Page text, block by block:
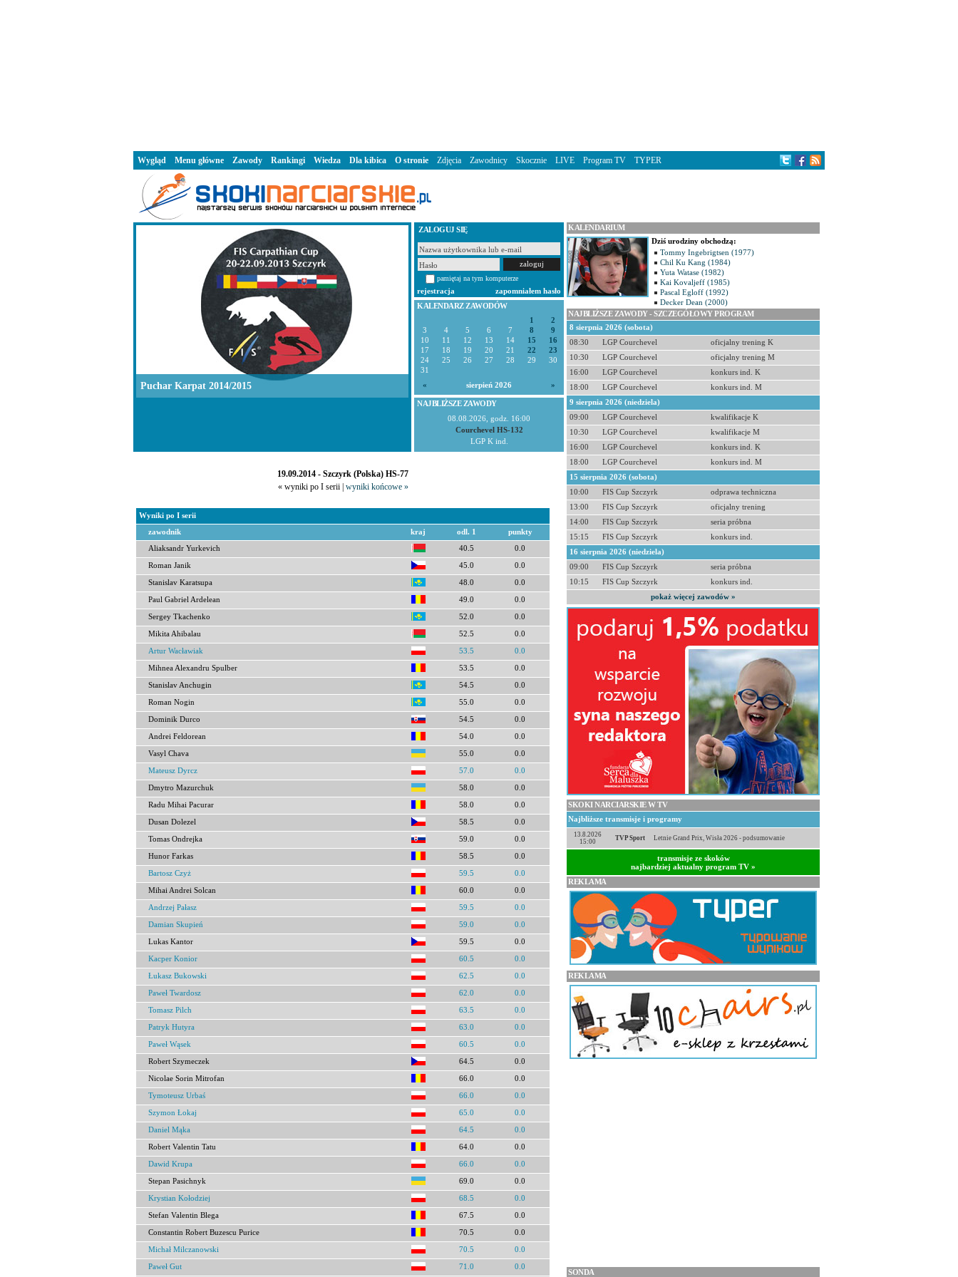
ZALOGUJ SIĘ
pamiętaj na tym komputerze
rejestracja
zapomniałem hasło
KALENDARZ ZAWODÓW
1
2
3
4 5 6 7 8
9
10
11 12 13 14 15
16
17
18 19 20 21 22
23
24
25 26 27 28 29
30
31
«
sierpień 2026 »
NAJBLIŻSZE ZAWODY
08.08.2026, godz. 16:00
Courchevel HS-132
LGP K ind.
19.09.2014 - Szczyrk (Polska) HS-77
« wyniki po I serii | wyniki końcowe »
Wyniki po I serii
zawodnik kraj odl. 1 punkty
Aliaksandr Yurkevich 40.5 0.0
Roman Janik 45.0 0.0
Stanislav Karatsupa 48.0 0.0
Paul Gabriel Ardelean 49.0 0.0
Sergey Tkachenko 52.0 0.0
Mikita Ahibalau 52.5 0.0
Artur Wacławiak 53.5 0.0
Mihnea Alexandru Spulber 53.5 0.0
Stanislav Anchugin 54.5 0.0
Roman Nogin 55.0 0.0
Dominik Durco 54.5 0.0
Andrei Feldorean 54.0 0.0
Vasyl Chava 55.0 0.0
Mateusz Dyrcz 57.0 0.0
Dmytro Mazurchuk 58.0 0.0
Radu Mihai Pacurar 58.0 0.0
Dusan Dolezel 58.5 0.0
Tomas Ondrejka 59.0 0.0
Hunor Farkas 58.5 0.0
Bartosz Czyż 59.5 0.0
Mihai Andrei Solcan 60.0 0.0
Andrzej Pałasz 59.5 0.0
Damian Skupień 59.0 0.0
Lukas Kantor 59.5 0.0
Kacper Konior 60.5 0.0
Łukasz Bukowski 62.5 0.0
Paweł Twardosz 62.0 0.0
Tomasz Pilch 63.5 0.0
Patryk Hutyra 63.0 0.0
Paweł Wąsek 60.5 0.0
Robert Szymeczek 64.5 0.0
Nicolae Sorin Mitrofan 66.0 0.0
Tymoteusz Urbaś 66.0 0.0
Szymon Łokaj 65.0 0.0
Daniel Mąka 64.5 0.0
Robert Valentin Tatu 64.0 0.0
Dawid Krupa 66.0 0.0
Stepan Pasichnyk 69.0 0.0
Krystian Kołodziej 68.5 0.0
Stefan Valentin Blega 67.5 0.0
Constantin Robert Buzescu Purice 70.5 0.0
Michał Milczanowski 70.5 0.0
Paweł Gut 71.0 0.0
Puchar Karpat 2014/2015
KALENDARIUM
Dziś urodziny obchodzą:
Tommy Ingebrigtsen (1977)
Chil Ku Kang (1984)
Yuta Watase (1982)
Kai Kovaljeff (1985)
Pascal Egloff (1992)
Decker Dean (2000)
NAJBLIŻSZE ZAWODY - SZCZEGÓŁOWY PROGRAM
8 sierpnia 2026 (sobota)
08:30
LGP Courchevel
oficjalny trening K
10:30
LGP Courchevel
oficjalny trening M
16:00
LGP Courchevel
konkurs ind. K
18:00
LGP Courchevel
konkurs ind. M
9 sierpnia 2026 (niedziela)
09:00
LGP Courchevel
kwalifikacje K
10:30
LGP Courchevel
kwalifikacje M
16:00
LGP Courchevel
konkurs ind. K
18:00
LGP Courchevel
konkurs ind. M
15 sierpnia 2026 (sobota)
10:00
FIS Cup Szczyrk
odprawa techniczna
13:00
FIS Cup Szczyrk
oficjalny trening
14:00
FIS Cup Szczyrk
seria próbna
15:15
FIS Cup Szczyrk
konkurs ind.
16 sierpnia 2026 (niedziela)
09:00
FIS Cup Szczyrk
seria próbna
10:15
FIS Cup Szczyrk
konkurs ind.
pokaż więcej zawodów »
SKOKI NARCIARSKIE W TV
Najbliższe transmisje i programy
13.8.2026
15:00
TVP Sport Letnie Grand Prix, Wisła 2026 - podsumowanie
transmisje ze skoków
najbardziej aktualny program TV »
REKLAMA
REKLAMA
SONDA
Wygląd Menu główne Zawody Rankingi Wiedza Dla kibica O stronie Zdjęcia Zawodnicy Skocznie LIVE Program TV TYPER